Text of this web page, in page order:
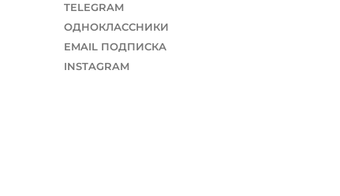
TELEGRAM
ОДНОКЛАССНИКИ
EMAIL ПОДПИСКА
INSTAGRAM